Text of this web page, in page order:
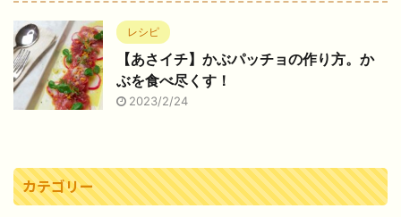
レシピ
【あさイチ】かぶパッチョの作り方。か
ぶを食べ尽くす！
2023/2/24
カテゴリー